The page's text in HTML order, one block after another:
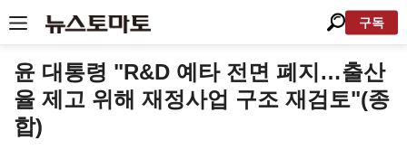
구독
윤 대통령 "R&D 예타 전면 폐지…출산
율 제고 위해 재정사업 구조 재검토"(종
합)